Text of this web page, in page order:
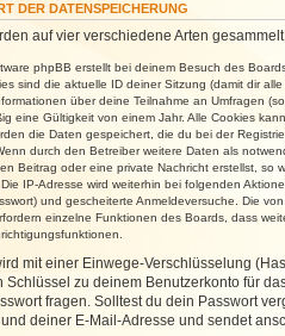
DER DATENSPEICHERUNG
auf vier verschiedene Arten
phpBB erstellt bei deinem Besuch des
sind die aktuelle ID deiner Sitzung (damit dir
über deine Teilnahme an Umfragen
eine Gültigkeit von einem Jahr. Alle Cookies
die Daten gespeichert, die du bei der
durch den Betreiber weitere Daten als
Beitrag oder eine private Nachricht erstellst, so
IP-Adresse wird weiterhin bei folgenden
und gescheiterte Anmeldeversuche. Die
einzelne Funktionen des Boards, dass
mit einer Einwege-Verschlüsselung
Schlüssel zu deinem Benutzerkonto für
fragen. Solltest du dein Passwort
deiner E-Mail-Adresse und sendet